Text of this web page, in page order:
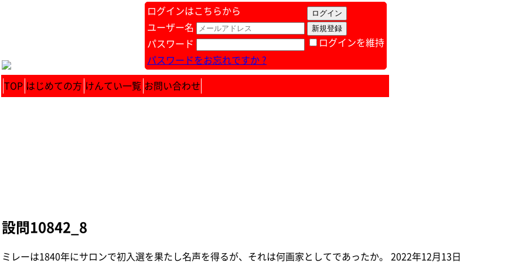
ログインはこちらから
ログインを維持
ユーザー名
パスワード
パスワードをお忘れですか ?
TOP はじめての方 けんてい一覧 お問い合わせ
設問10842_8
ミレーは1840年にサロンで初入選を果たし名声を得るが、それは何画家としてであったか。 2022年12月13日